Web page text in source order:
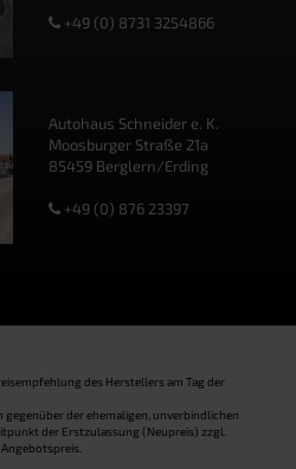
+49 (0) 8731 3254866
Autohaus Schneider e. K.
Moosburger Straße 21a
85459 Berglern/Erding
+49 (0) 876 23397
des Herstellers am Tag der
der ehemaligen, unverbindlichen
der Erstzulassung (Neupreis) zzgl.